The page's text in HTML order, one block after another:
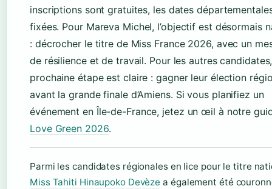
inscriptions sont gratuites, les dates
fixées. Pour Mareva Michel, l’objectif est désormais
: décrocher le titre de Miss France 2026, avec un
de résilience et de travail. Pour les autres
prochaine étape est claire : gagner leur élection
avant la grande finale d’Amiens. Si vous planifiez un
événement en Île-de-France, jetez un œil à notre
Love Green 2026.
Parmi les candidates régionales en lice pour le titre
Miss Tahiti Hinaupoko Devèze a également été